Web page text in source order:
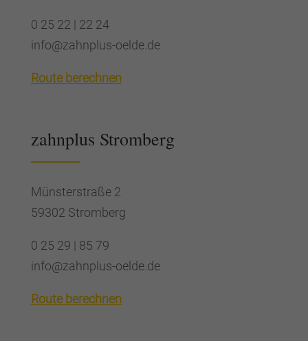
0 25 22 | 22 24
info@zahnplus-oelde.de
Route berechnen
zahnplus Strom­berg
Münsterstraße 2
59302 Stromberg
0 25 29 | 85 79
info@zahnplus-oelde.de
Route berechnen